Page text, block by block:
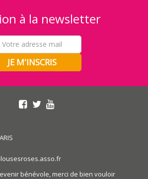
à la newsletter
bénévole, merci de bien vouloir